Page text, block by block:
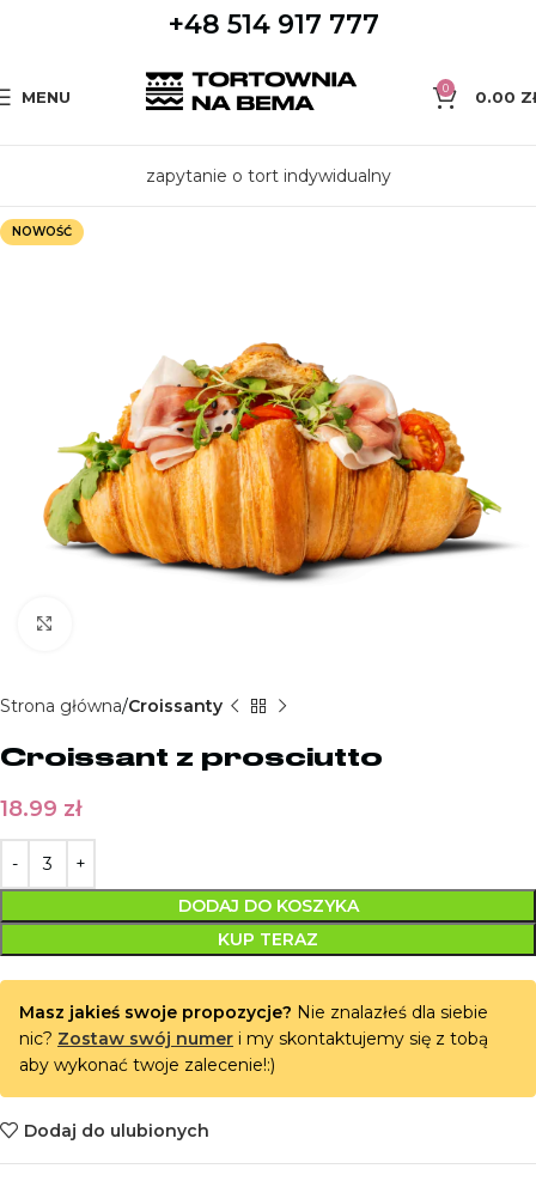
+48 514 917 777
MENU 0 0.00
zapytanie o tort indywidualny
NOWOŚĆ
Strona główna Croissanty
Croissant z prosciutto
18.99 zł
DODAJ DO KOSZYKA
KUP TERAZ
Masz jakieś swoje propozycje? Nie znalazłeś dla siebie
nic? Zostaw swój numer i my skontaktujemy się z tobą
aby wykonać twoje zalecenie!:)
Dodaj do ulubionych